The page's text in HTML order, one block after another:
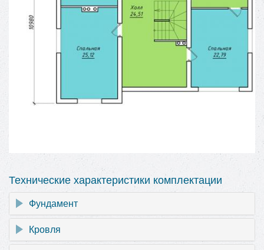
Технические характеристики комплектации
Фундамент
Кровля